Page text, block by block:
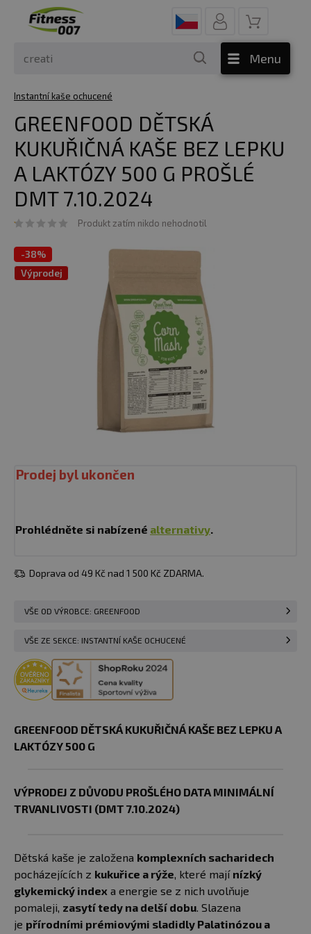
Menu
Instantní kaše ochucené
GREENFOOD DĚTSKÁ
KUKUŘIČNÁ KAŠE BEZ LEPKU
A LAKTÓZY 500 G PROŠLÉ
DMT 7.10.2024
Produkt zatím nikdo nehodnotil
-38%
Výprodej
Prodej byl ukončen
Prohlédněte si nabízené alternativy.
Doprava od 49 Kč nad 1 500 Kč ZDARMA.
VŠE OD VÝROBCE: GREENFOOD
VŠE ZE SEKCE: INSTANTNÍ KAŠE OCHUCENÉ
GREENFOOD DĚTSKÁ KUKUŘIČNÁ KAŠE BEZ LEPKU A
LAKTÓZY 500 G
VÝPRODEJ Z DŮVODU PROŠLÉHO DATA MINIMÁLNÍ
TRVANLIVOSTI (DMT 7.10.2024)
Dětská kaše je založena komplexních sacharidech
pocházejících z kukuřice a rýže, které mají nízký
glykemický index a energie se z nich uvolňuje
pomaleji, zasytí tedy na delší dobu. Slazena
je přírodními prémiovými sladidly Palatinózou a